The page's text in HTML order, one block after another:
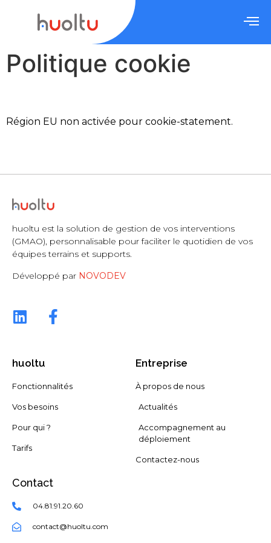
Politique cookie
Région EU non activée pour cookie-statement.
huoltu est la solution de gestion de vos interventions
(GMAO), personnalisable pour faciliter le quotidien de vos
équipes terrains et supports.
Développé par NOVODEV
huoltu
Fonctionnalités
Vos besoins
Pour qui ?
Tarifs
Entreprise
À propos de nous
Actualités
Accompagnement au
déploiement
Contactez-nous
Contact
04.81.91.20.60
contact@huoltu.com​